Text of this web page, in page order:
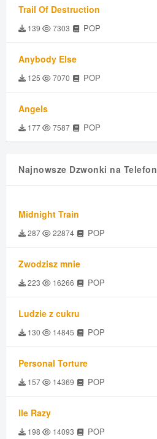
Trail Of Destruction
139 7303 POP
Anybody Else
125 7070 POP
Angels
177 7587 POP
Najnowsze Dzwonki na Telefon
Midnight Train
287 22874 POP
Zwodzisz mnie
223 16266 POP
Ludzie z cukru
130 14845 POP
Personal Torture
157 14369 POP
Ile Razy
198 14093 POP